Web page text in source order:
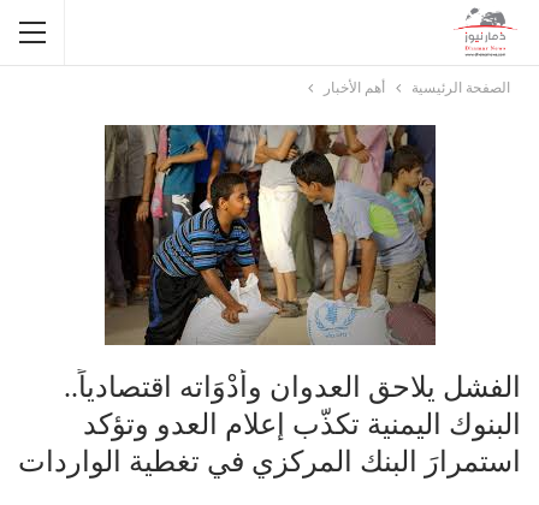
الصفحة الرئيسية أهم الأخبار
الفشل يلاحق العدوان وأَدْوَاته اقتصادياً..
البنوك اليمنية تكذّب إعلام العدو وتؤكد
استمرارَ البنك المركزي في تغطية الواردات